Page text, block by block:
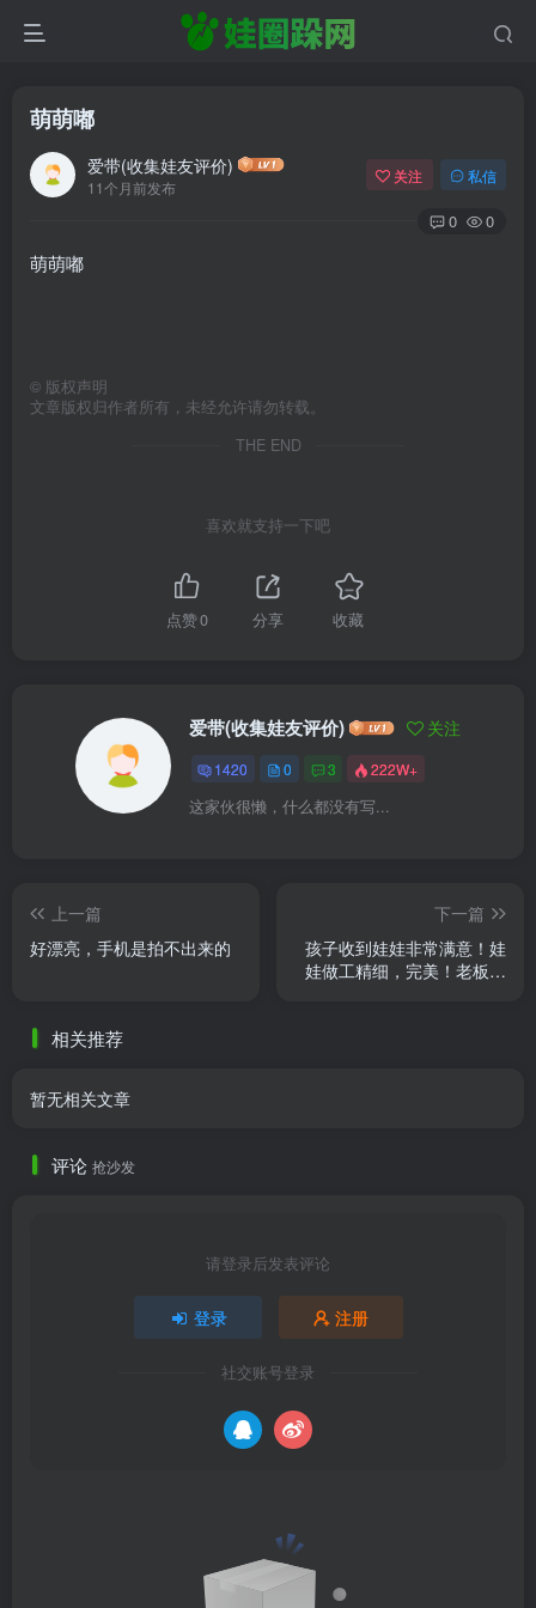
萌萌嘟
爱带(收集娃友评价)
11个月前发布
关注 私信
0 0
萌萌嘟
© 版权声明
文章版权归作者所有，未经允许请勿转载。
THE END
喜欢就支持一下吧
点赞0 分享 收藏
爱带(收集娃友评价) 关注
1420 0 3 222W+
这家伙很懒，什么都没有写...
上一篇
好漂亮，手机是拍不出来的
下一篇
孩子收到娃娃非常满意！娃
娃做工精细，完美！老板态
相关推荐
暂无相关文章
评论 抢沙发
请登录后发表评论
登录 注册
社交账号登录